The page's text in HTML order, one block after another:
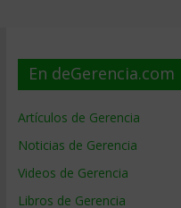
En deGerencia.com
Artículos de Gerencia
Noticias de Gerencia
Videos de Gerencia
Libros de Gerencia